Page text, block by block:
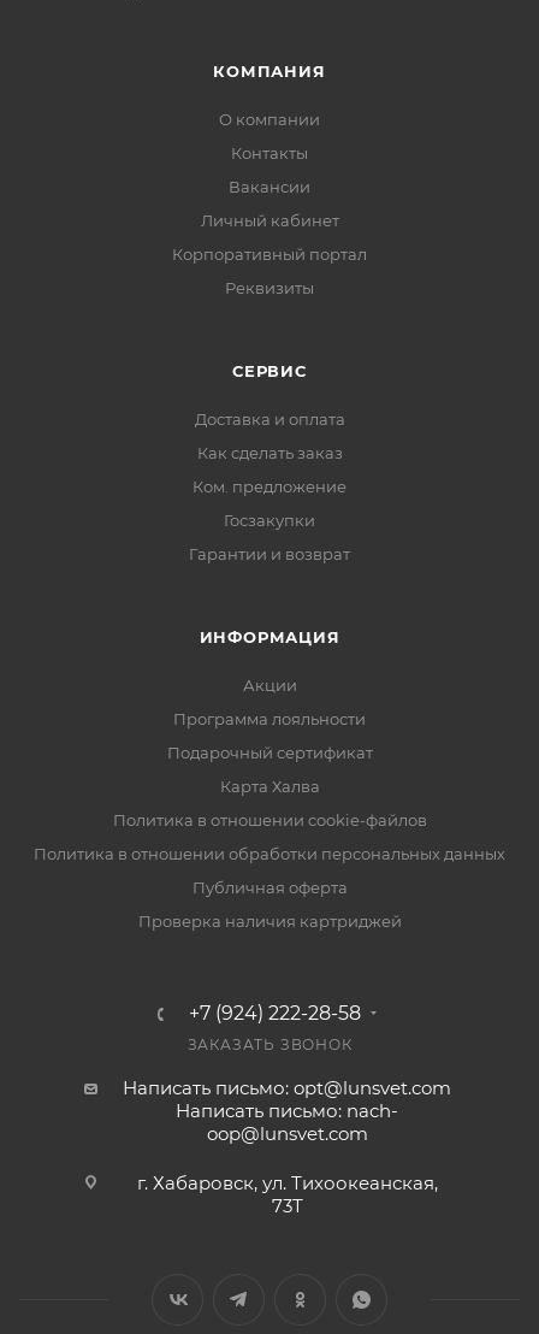
КОМПАНИЯ
О компании
Контакты
Вакансии
Личный кабинет
Корпоративный портал
Реквизиты
СЕРВИС
Доставка и оплата
Как сделать заказ
Ком. предложение
Госзакупки
Гарантии и возврат
ИНФОРМАЦИЯ
Акции
Программа лояльности
Подарочный сертификат
Карта Халва
Политика в отношении cookie-файлов
Политика в отношении обработки персональных данных
Публичная оферта
Проверка наличия картриджей
+7 (924) 222-28-58
ЗАКАЗАТЬ ЗВОНОК
Написать письмо: opt@lunsvet.com
Написать письмо: nach-
oop@lunsvet.com
г. Хабаровск, ул. Тихоокеанская,
73Т